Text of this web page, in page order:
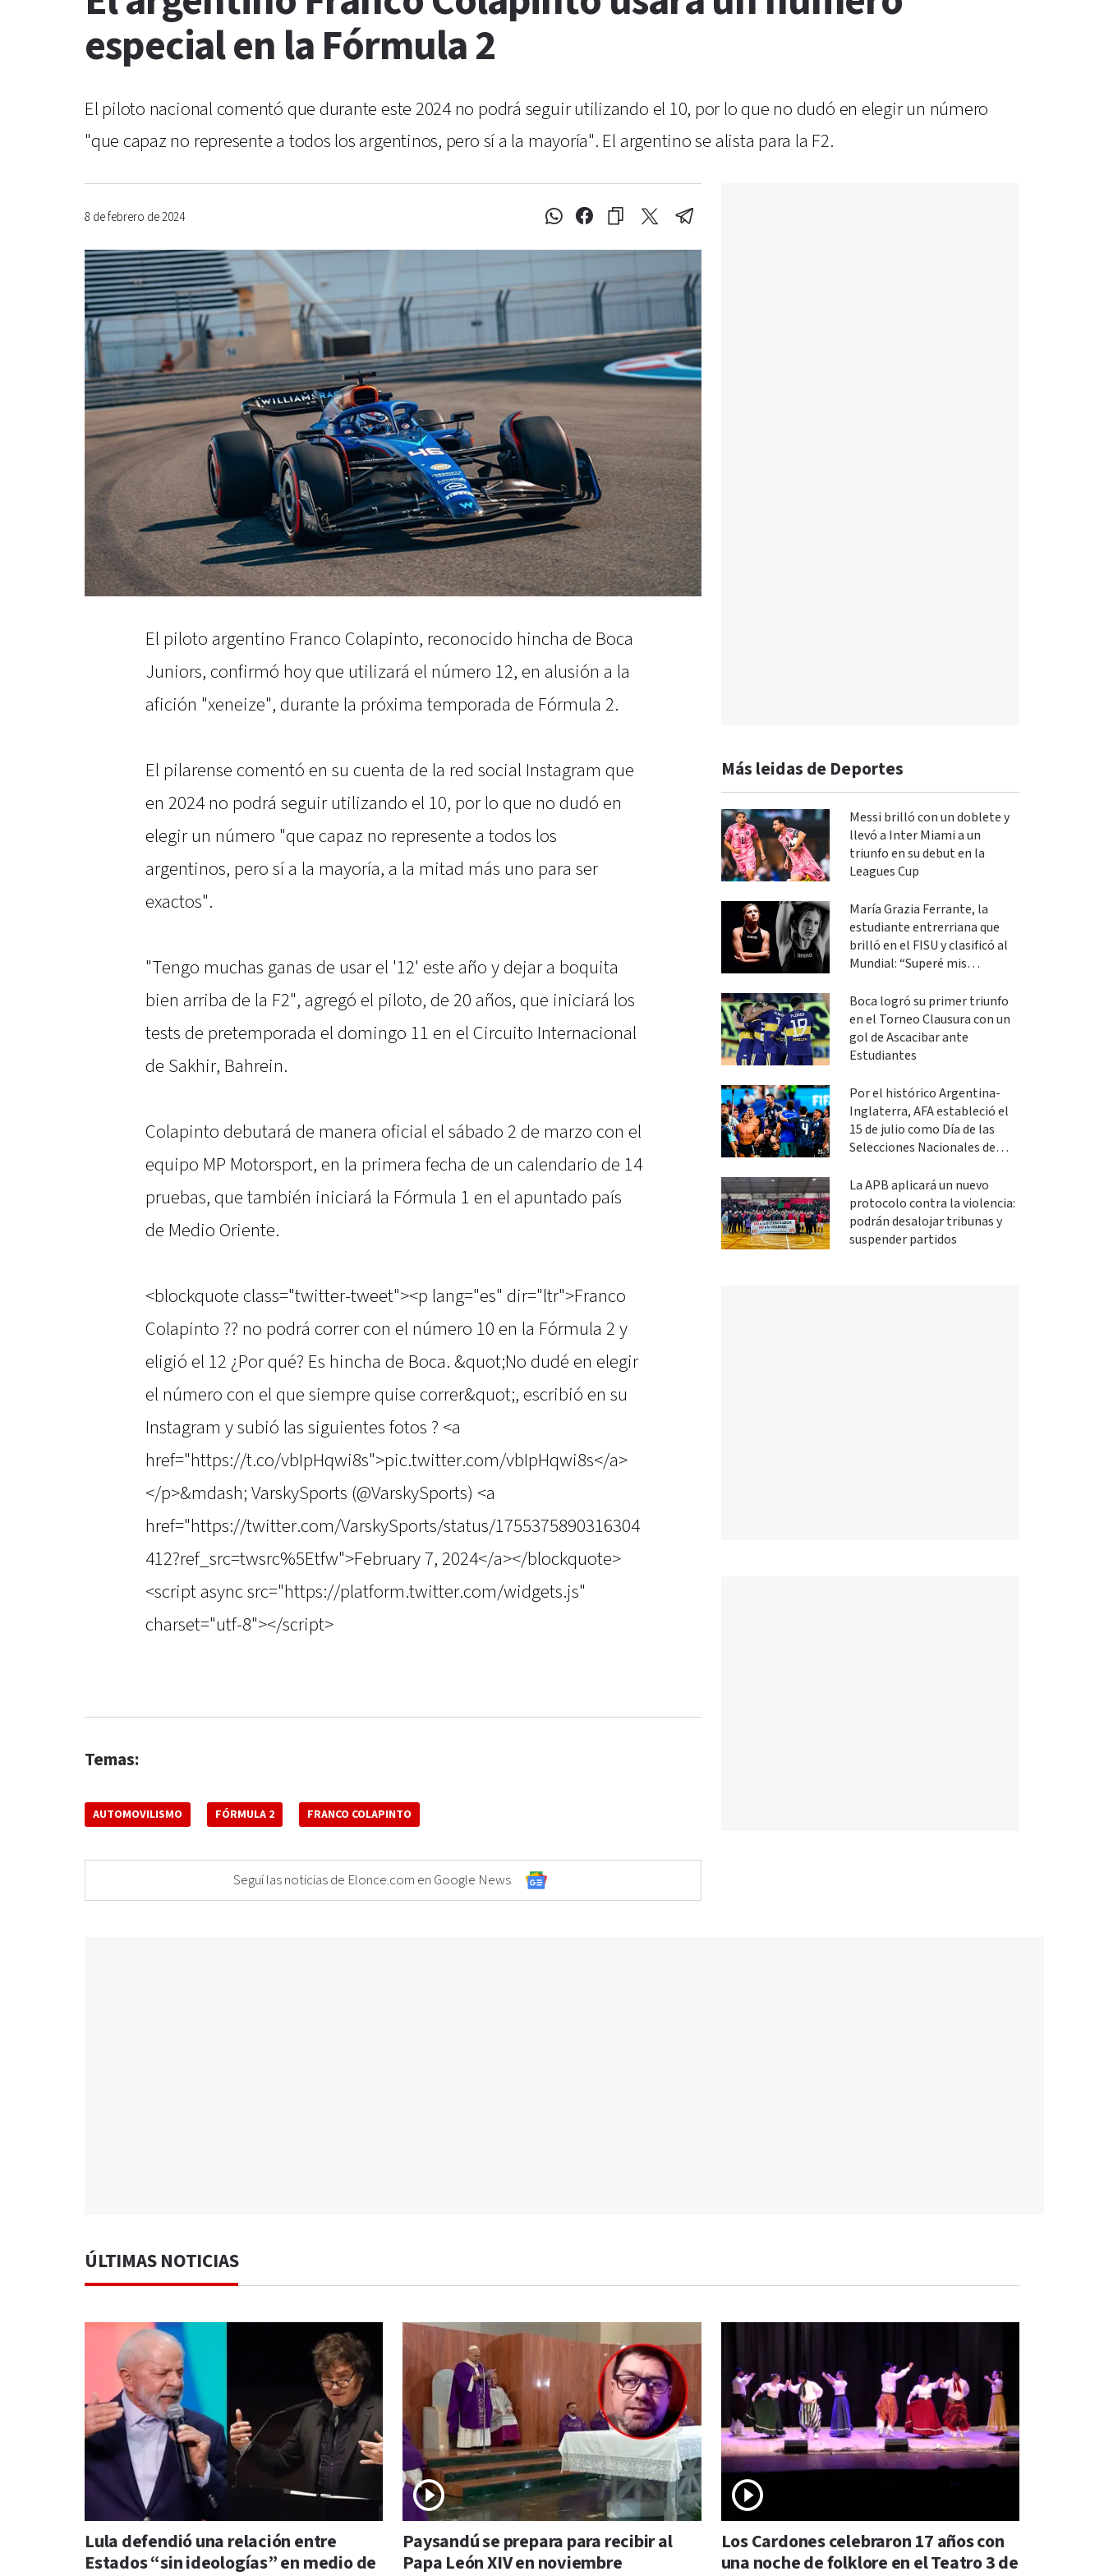
especial en la Fórmula 2
El piloto nacional comentó que durante este 2024 no podrá seguir utilizando el 10, por lo que no dudó en elegir un número
"que capaz no represente a todos los argentinos, pero sí a la mayoría". El argentino se alista para la F2.
8 de febrero de 2024
El piloto argentino Franco Colapinto, reconocido hincha de Boca
Juniors, confirmó hoy que utilizará el número 12, en alusión a la
afición "xeneize", durante la próxima temporada de Fórmula 2.
El pilarense comentó en su cuenta de la red social Instagram que
en 2024 no podrá seguir utilizando el 10, por lo que no dudó en
elegir un número "que capaz no represente a todos los
argentinos, pero sí a la mayoría, a la mitad más uno para ser
exactos".
"Tengo muchas ganas de usar el '12' este año y dejar a boquita
bien arriba de la F2", agregó el piloto, de 20 años, que iniciará los
tests de pretemporada el domingo 11 en el Circuito Internacional
de Sakhir, Bahrein.
Colapinto debutará de manera oficial el sábado 2 de marzo con el
equipo MP Motorsport, en la primera fecha de un calendario de 14
pruebas, que también iniciará la Fórmula 1 en el apuntado país
de Medio Oriente.
<blockquote class="twitter-tweet"><p lang="es" dir="ltr">Franco
Colapinto ?? no podrá correr con el número 10 en la Fórmula 2 y
eligió el 12 ¿Por qué? Es hincha de Boca. &quot;No dudé en elegir
el número con el que siempre quise correr&quot;, escribió en su
Instagram y subió las siguientes fotos ? <a
href="https://t.co/vbIpHqwi8s">pic.twitter.com/vbIpHqwi8s</a>
</p>&mdash; VarskySports (@VarskySports) <a
href="https://twitter.com/VarskySports/status/1755375890316304
412?ref_src=twsrc%5Etfw">February 7, 2024</a></blockquote>
<script async src="https://platform.twitter.com/widgets.js"
charset="utf-8"></script>
Temas:
AUTOMOVILISMO FÓRMULA 2 FRANCO COLAPINTO
Seguí las noticias de Elonce.com en Google News
Más leidas de Deportes
Messi brilló con un doblete y
llevó a Inter Miami a un
triunfo en su debut en la
Leagues Cup
María Grazia Ferrante, la
estudiante entrerriana que
brilló en el FISU y clasificó al
Mundial: “Superé mis
Boca logró su primer triunfo
en el Torneo Clausura con un
gol de Ascacibar ante
Estudiantes
Por el histórico Argentina-
Inglaterra, AFA estableció el
15 de julio como Día de las
Selecciones Nacionales de
La APB aplicará un nuevo
protocolo contra la violencia:
podrán desalojar tribunas y
suspender partidos
ÚLTIMAS NOTICIAS
Lula defendió una relación entre
Estados “sin ideologías” en medio de
Paysandú se prepara para recibir al
Papa León XIV en noviembre
Los Cardones celebraron 17 años con
una noche de folklore en el Teatro 3 de